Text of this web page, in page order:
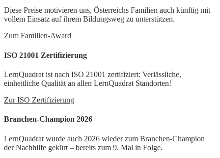
Diese Preise motivieren uns, Österreichs Familien auch künftig mit
vollem Einsatz auf ihrem Bildungsweg zu unterstützen.
Zum Familien-Award
ISO 21001 Zertifizierung
LernQuadrat ist nach ISO 21001 zertifiziert: Verlässliche,
einheitliche Qualität an allen LernQuadrat Standorten!
Zur ISO Zertifizierung
Branchen-Champion 2026
LernQuadrat wurde auch 2026 wieder zum Branchen-Champion
der Nachhilfe gekürt – bereits zum 9. Mal in Folge.